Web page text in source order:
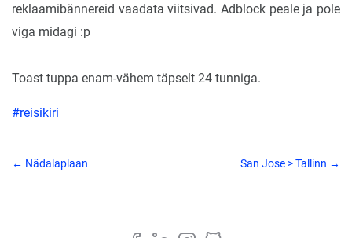
reklaamibännereid vaadata viitsivad. Adblock peale ja pole
viga midagi :p
Toast tuppa enam-vähem täpselt 24 tunniga.
#reisikiri
← Nädalaplaan San Jose > Tallinn →